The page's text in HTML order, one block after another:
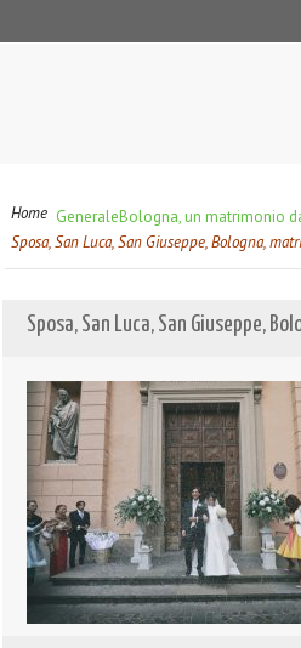
Home GeneraleBologna, un matrimonio
Sposa, San Luca, San Giuseppe, Bologna,
Sposa, San Luca, San Giuseppe,